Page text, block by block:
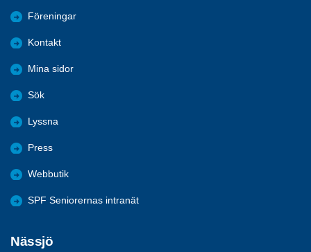
Föreningar
Kontakt
Mina sidor
Sök
Lyssna
Press
Webbutik
SPF Seniorernas intranät
Nässjö